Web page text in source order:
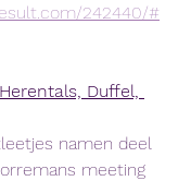
242440/#
Duffel,
namen deel
meeting